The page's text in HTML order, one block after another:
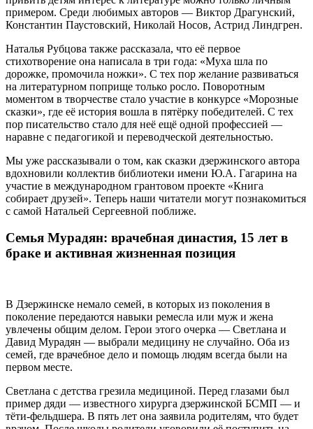
примером. Среди любимых авторов — Виктор Драгунский,
Константин Паустовский, Николай Носов, Астрид Линдгрен.
Наталья Рубцова также рассказала, что её первое
стихотворение она написала в три года: «Муха шла по
дорожке, промочила ножки». С тех пор желание развиваться
на литературном поприще только росло. Поворотным
моментом в творчестве стало участие в конкурсе «Морозные
сказки», где её история вошла в пятёрку победителей. С тех
пор писательство стало для неё ещё одной профессией —
наравне с педагогикой и переводческой деятельностью.
Мы уже рассказывали о том, как сказки дзержинского автора
вдохновили коллектив библиотеки имени Ю.А. Гагарина на
участие в международном грантовом проекте «Книга
собирает друзей». Теперь наши читатели могут познакомиться
с самой Натальей Сергеевной поближе.
Семья Мурадян: врачебная династия, 15 лет в
браке и активная жизненная позиция
В Дзержинске немало семей, в которых из поколения в
поколение передаются навыки ремесла или муж и жена
увлечены общим делом. Герои этого очерка — Светлана и
Давид Мурадян — выбрали медицину не случайно. Оба из
семей, где врачебное дело и помощь людям всегда были на
первом месте.
Светлана с детства грезила медициной. Перед глазами был
пример дяди — известного хирурга дзержинской БСМП — и
тёти-фельдшера. В пять лет она заявила родителям, что будет